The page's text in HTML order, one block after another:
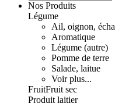
Nos Produits
Légume
Ail, oignon,
Aromatique
Légume (autre)
Pomme de terre
Salade, laitue
Voir plus...
FruitFruit sec
Produit laitier